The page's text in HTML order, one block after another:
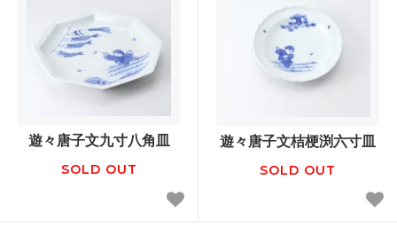
遊々唐子文九寸八角皿
SOLD OUT
遊々唐子文桔梗渕六寸皿
SOLD OUT